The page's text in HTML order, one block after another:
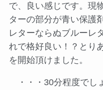
で、良い感じです。現
ターの部分が青い保護
レターならぬブルーレ
れで格好良い！？とり
を開始頂けました。
・・・30分程度でし